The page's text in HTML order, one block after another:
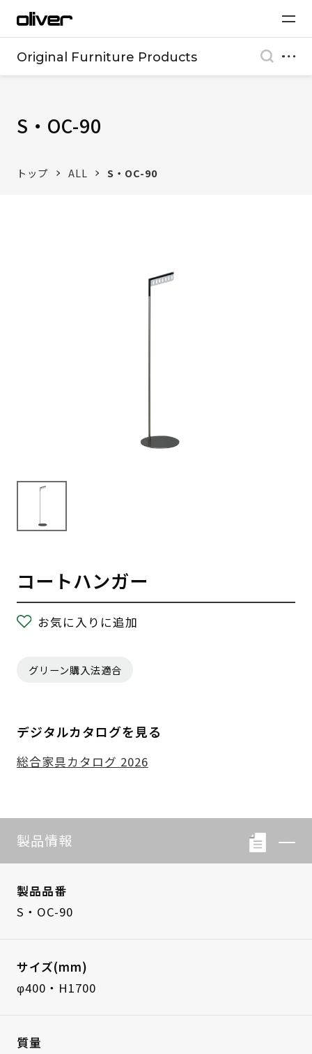
Original Furniture Products
S・OC-90
トップ ALL S・OC-90
コートハンガー
お気に入りに追加
グリーン購入法適合
デジタルカタログを見る
総合家具カタログ 2026
製品情報
製品品番
S・OC-90
サイズ(mm)
φ400・H1700
質量